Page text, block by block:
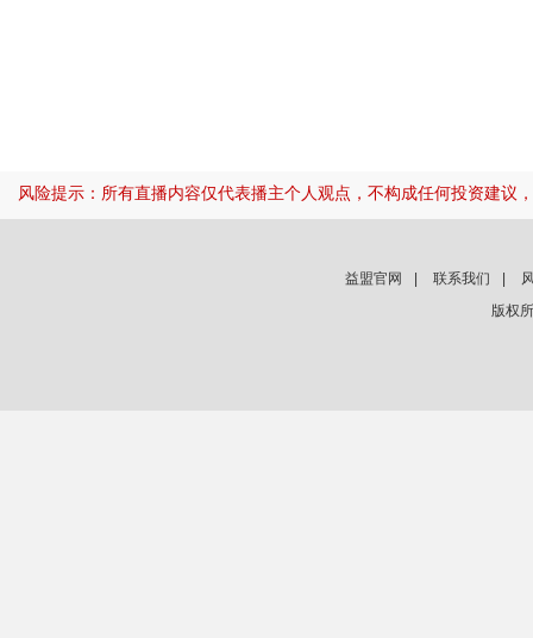
风险提示：所有直播内容仅代表播主个人观点，不构成任何投资建议
益盟官网 联系我们
版权